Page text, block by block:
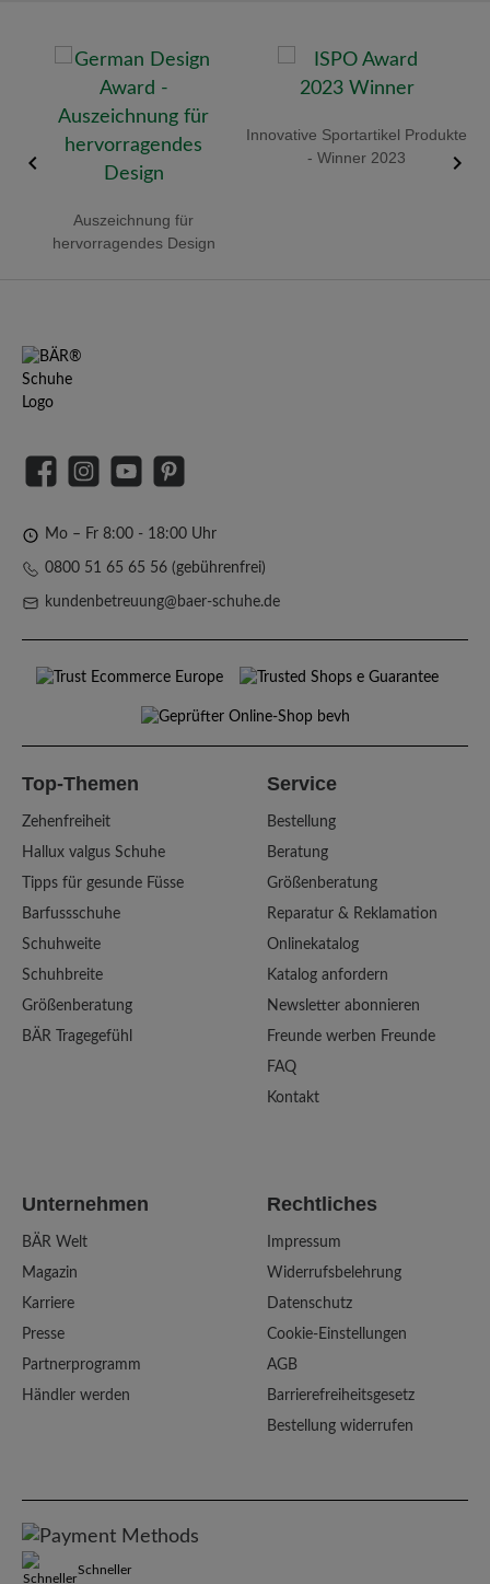
Auszeichnung für
hervorragendes Design
Innovative Sportartikel Produkte
- Winner 2023
FacebookInstagramYouTubePinterest
Mo – Fr 8:00 - 18:00 Uhr
0800 51 65 65 56 (gebührenfrei)
kundenbetreuung@baer-schuhe.de
Top-Themen
Zehenfreiheit
Hallux valgus Schuhe
Tipps für gesunde Füsse
Barfussschuhe
Schuhweite
Schuhbreite
Größenberatung
BÄR Tragegefühl
Service
Bestellung
Beratung
Größenberatung
Reparatur & Reklamation
Onlinekatalog
Katalog anfordern
Newsletter abonnieren
Freunde werben Freunde
FAQ
Kontakt
Unternehmen
BÄR Welt
Magazin
Karriere
Presse
Partnerprogramm
Händler werden
Rechtliches
Impressum
Widerrufsbelehrung
Datenschutz
Cookie-Einstellungen
AGB
Barrierefreiheitsgesetz
Bestellung widerrufen
Schneller